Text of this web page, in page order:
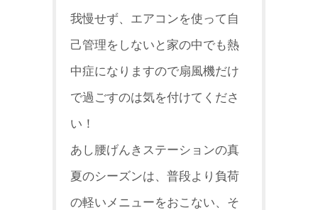
我慢せず、エアコンを使って自
己管理をしないと家の中でも熱
中症になりますので扇風機だけ
で過ごすのは気を付けてくださ
い！
あし腰げんきステーションの真
夏のシーズンは、普段より負荷
の軽いメニューをおこない、そ